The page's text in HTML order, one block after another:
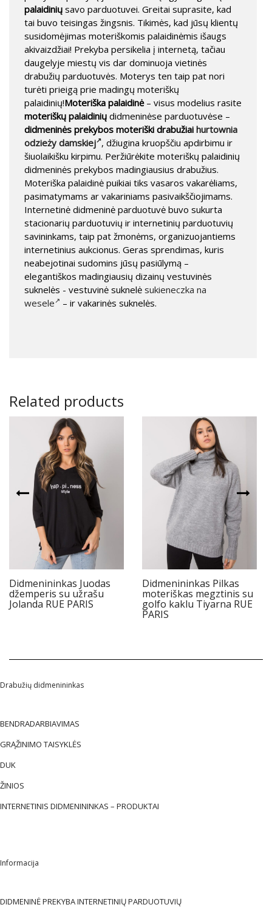
palaidinių savo parduotuvei. Greitai suprasite, kad
tai buvo teisingas žingsnis. Tikimės, kad jūsų klientų
susidomėjimas moteriškomis palaidinėmis išaugs
akivaizdžiai! Prekyba persikelia į internetą, tačiau
daugelyje miestų vis dar dominuoja vietinės
drabužių parduotuvės. Moterys ten taip pat nori
turėti prieigą prie madingų moteriškų
palaidinių!Moteriška palaidinė– visus modelius rasite
moteriškų palaidinių didmeninėse parduotuvėse –
didmeninės prekybos moteriški drabužiai hurtownia
odzieży damskiej , džiugina kruopščiu apdirbimu ir
šiuolaikišku kirpimu. Peržiūrėkite moteriškų palaidinių
didmeninės prekybos madingiausius drabužius.
Moteriška palaidinė puikiai tiks vasaros vakarėliams,
pasimatymams ar vakariniams pasivaikščiojimams.
Internetinė didmeninė parduotuvė buvo sukurta
stacionarių parduotuvių ir internetinių parduotuvių
savininkams, taip pat žmonėms, organizuojantiems
internetinius aukcionus. Geras sprendimas, kuris
neabejotinai sudomins jūsų pasiūlymą –
elegantiškos madingiausių dizainų vestuvinės
suknelės - vestuvinė suknelė sukieneczka na
wesele
– ir vakarinės suknelės.
Related products
Didmenininkas Juodas
džemperis su užrašu
Jolanda RUE PARIS
Didmenininkas Pilkas
moteriškas megztinis su
golfo kaklu Tiyarna RUE
PARIS
Drabužių didmenininkas
BENDRADARBIAVIMAS
GRĄŽINIMO TAISYKLĖS
DUK
ŽINIOS
INTERNETINIS DIDMENININKAS – PRODUKTAI
Informacija
DIDMENINĖ PREKYBA INTERNETINIŲ PARDUOTUVIŲ